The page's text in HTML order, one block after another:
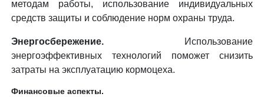
методам работы, использование индивидуальных
средств защиты и соблюдение норм охраны труда.
Энергосбережение. Использование
энергоэффективных технологий поможет снизить
затраты на эксплуатацию кормоцеха.
Финансовые аспекты.